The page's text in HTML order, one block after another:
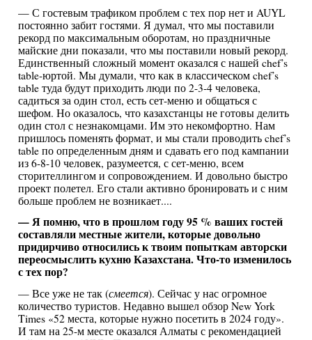
— С гостевым трафиком проблем с тех пор нет и AUYL
постоянно забит гостями. Я думал, что мы поставили
рекорд по максимальным оборотам, но праздничные
майские дни показали, что мы поставили новый рекорд.
Единственный сложный момент оказался с нашей chef’s
table-юртой. Мы думали, что как в классическом chef’s
table туда будут приходить люди по 2-3-4 человека,
садиться за один стол, есть сет-меню и общаться с
шефом. Но оказалось, что казахстанцы не готовы делить
один стол с незнакомцами. Им это некомфортно. Нам
пришлось поменять формат, и мы стали проводить chef’s
table по определенным дням и сдавать его под кампании
из 6-8-10 человек, разумеется, с сет-меню, всем
сторителлингом и сопровождением. И довольно быстро
проект полетел. Его стали активно бронировать и с ним
больше проблем не возникает....
— Я помню, что в прошлом году 95 % ваших гостей
составляли местные жители, которые довольно
придирчиво относились к твоим попыткам авторски
переосмыслить кухню Казахстана. Что-то изменилось
с тех пор?
— Все уже не так (смеется). Сейчас у нас огромное
количество туристов. Недавно вышел обзор New York
Times «52 места, которые нужно посетить в 2024 году».
И там на 25-м месте оказался Алматы с рекомендацией